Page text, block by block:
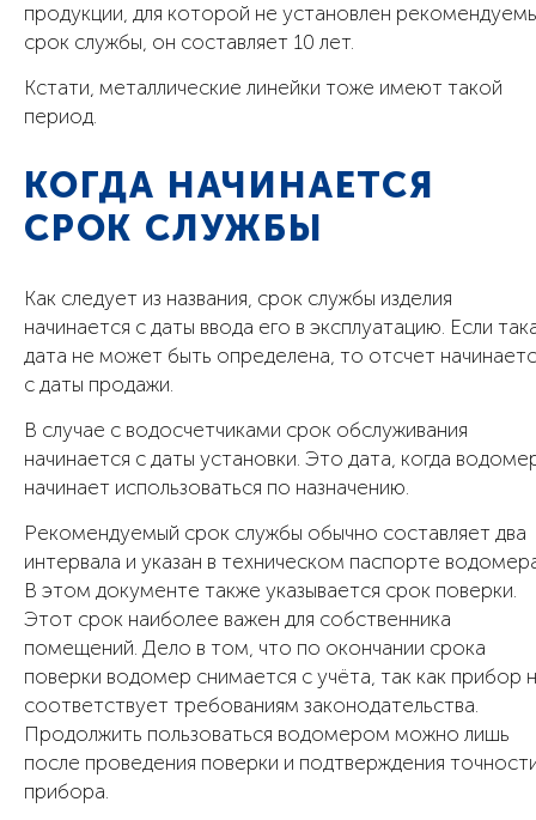
продукции, для которой не установлен
срок службы, он составляет 10 лет.
Кстати, металлические линейки тоже имеют такой
период.
КОГДА НАЧИНАЕТСЯ
СРОК СЛУЖБЫ
Как следует из названия, срок службы изделия
начинается с даты ввода его в эксплуатацию. Если
дата не может быть определена, то отсчет
с даты продажи.
В случае с водосчетчиками срок обслуживания
начинается с даты установки. Это дата, когда
начинает использоваться по назначению.
Рекомендуемый срок службы обычно составляет два
интервала и указан в техническом паспорте
В этом документе также указывается срок поверки.
Этот срок наиболее важен для собственника
помещений. Дело в том, что по окончании срока
поверки водомер снимается с учёта, так как прибор
соответствует требованиям законодательства.
Продолжить пользоваться водомером можно лишь
после проведения поверки и подтверждения
прибора.